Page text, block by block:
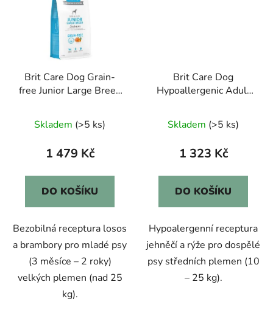
Brit Care Dog Grain-
free Junior Large Breed
Skladem (>5 ks)
1 479 Kč
DO KOŠÍKU
Bezobilná receptura losos
a brambory pro mladé psy
(3 měsíce – 2 roky)
velkých plemen (nad 25
kg).
Brit Care Dog
Hypoallergenic Adult
Skladem (>5 ks)
1 323 Kč
DO KOŠÍKU
Hypoalergenní receptura
jehněčí a rýže pro dospělé
psy středních plemen (10
– 25 kg).